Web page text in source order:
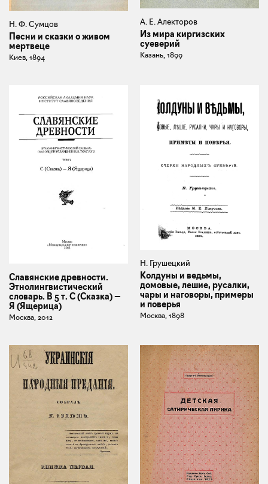
Н. Ф. Сумцов
Песни и сказки о живом
мертвеце
Киев, 1894
А. Е. Алекторов
Из мира киргизских
суеверий
Казань, 1899
Славянские древности.
Этнолингвистический
словарь. В 5 т. С (Сказка) —
Я (Ящерица)
Москва, 2012
Н. Грушецкий
Колдуны и ведьмы,
домовые, лешие, русалки,
чары и наговоры, примеры
и поверья
Москва, 1898